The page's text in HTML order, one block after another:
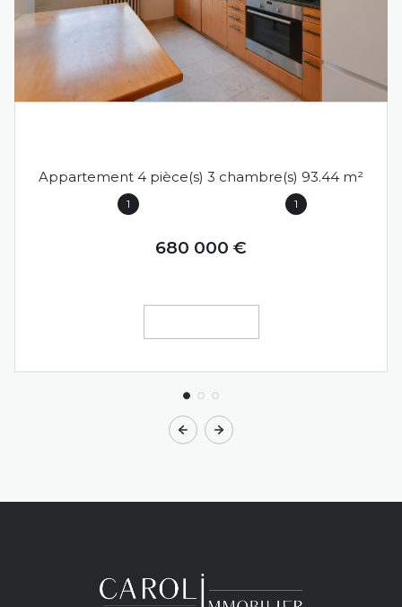
Appartement 4 pièce(s) 3 chambre(s) 93.44 m²
1 1
680 000 €